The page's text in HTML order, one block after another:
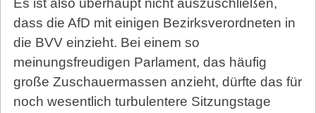
Es ist also überhaupt nicht auszuschließen,
dass die AfD mit einigen Bezirksverordneten in
die BVV einzieht. Bei einem so
meinungsfreudigen Parlament, das häufig
große Zuschauermassen anzieht, dürfte das für
noch wesentlich turbulentere Sitzungstage